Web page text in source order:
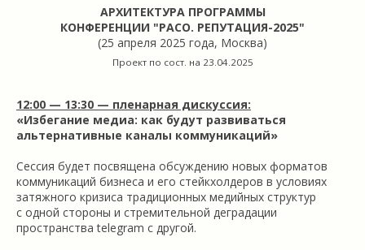
АРХИТЕКТУРА ПРОГРАММЫ
КОНФЕРЕНЦИИ "РАСО. РЕПУТАЦИЯ-2025"
(25 апреля 2025 года, Москва)
Проект по сост. на 23.04.2025
12:00 — 13:30 — пленарная дискуссия:
«Избегание медиа: как будут развиваться
альтернативные каналы коммуникаций»
Сессия будет посвящена обсуждению новых форматов
коммуникаций бизнеса и его стейкхолдеров в условиях
затяжного кризиса традиционных медийных структур
с одной стороны и стремительной деградации
пространства telegram с другой.